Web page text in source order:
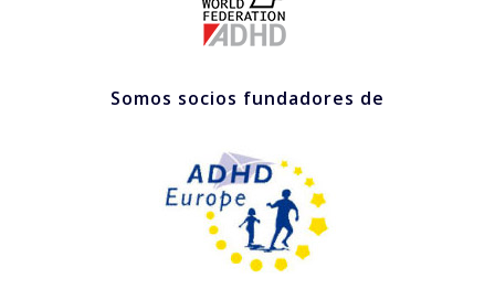
Somos socios fundadores de